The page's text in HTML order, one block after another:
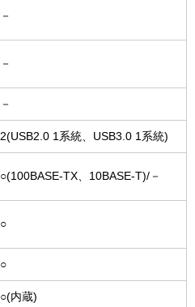
－
－
－
2(USB2.0 1系統、USB3.0 1系統)
○(100BASE-TX、10BASE-T)/－
○
○
○(内蔵)